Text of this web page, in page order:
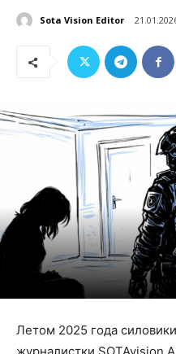
Sota Vision Editor
Летом 2025 года